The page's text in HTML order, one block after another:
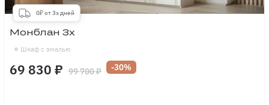
0₽ от 3х дней
Шкаф с эмалью
Монблан 3х
69 830 ₽ 99 700 ₽ -30%